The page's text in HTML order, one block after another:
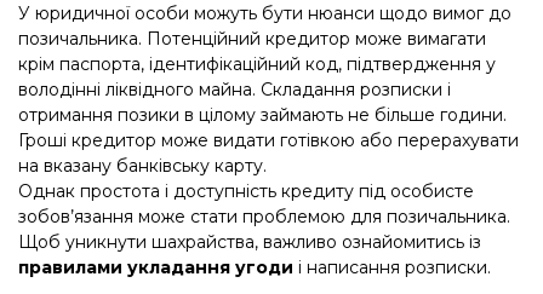
У юридичної особи можуть бути нюанси щодо вимог до
позичальника. Потенційний кредитор може вимагати
крім паспорта, ідентифікаційний код, підтвердження у
володінні ліквідного майна. Складання розписки і
отримання позики в цілому займають не більше години.
Гроші кредитор може видати готівкою або перерахувати
на вказану банківську карту.
Однак простота і доступність кредиту під особисте
зобов’язання може стати проблемою для позичальника.
Щоб уникнути шахрайства, важливо ознайомитись із
правилами укладання угоди і написання розписки.